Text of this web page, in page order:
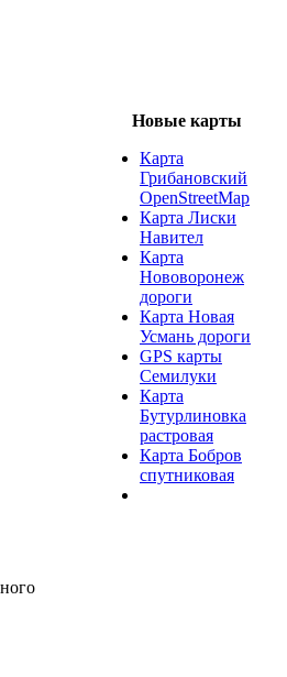
Новые карты
Карта
Грибановский
OpenStreetMap
Карта Лиски
Навител
Карта
Нововоронеж
дороги
Карта Новая
Усмань дороги
GPS карты
Семилуки
Карта
Бутурлиновка
растровая
Карта Бобров
спутниковая